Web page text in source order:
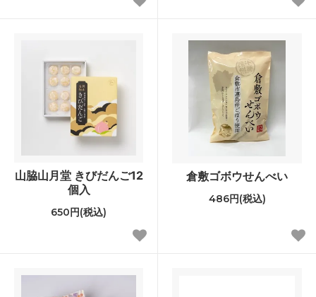
山脇山月堂 きびだんご12
個入
650円(税込)
倉敷ゴボウせんべい
486円(税込)